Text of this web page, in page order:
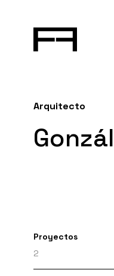
Arquitecto
Proyectos
2